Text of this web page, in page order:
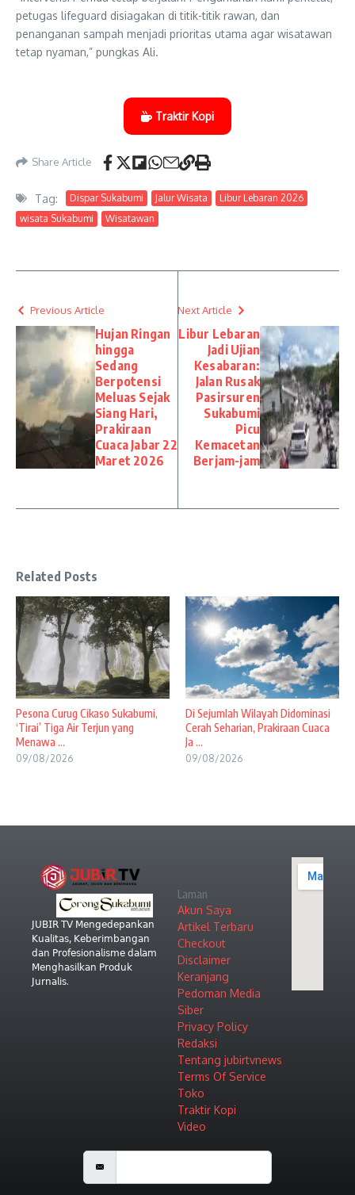
petugas lifeguard disiagakan di titik-titik rawan, dan
penanganan sampah menjadi prioritas utama agar wisatawan
tetap nyaman,” pungkas Ali.
Traktir Kopi
Share Article
Tag: Dispar Sukabumi Jalur Wisata
Libur Lebaran 2026
wisata Sukabumi
Wisatawan
Previous Article
Hujan Ringan
hingga
Sedang
Berpotensi
Meluas Sejak
Siang Hari,
Prakiraan
Cuaca Jabar 22
Maret 2026
Next Article
Libur Lebaran
Jadi Ujian
Kesabaran:
Jalan Rusak
Pasirsuren
Sukabumi
Picu
Kemacetan
Berjam-jam
Related Posts
Pesona Curug Cikaso Sukabumi,
‘Tirai’ Tiga Air Terjun yang
Menawa ...
09/08/2026
Di Sejumlah Wilayah Didominasi
Cerah Seharian, Prakiraan Cuaca
Ja ...
09/08/2026
𝖩𝖴𝖡𝖨𝖱 𝖳𝖵 𝖬𝖾𝗇𝗀𝖾𝖽𝖾𝗉𝖺𝗇𝗄𝖺𝗇
𝖪𝗎𝖺𝗅𝗂𝗍𝖺𝗌, 𝖪𝖾𝖻𝖾𝗋𝗂𝗆𝖻𝖺𝗇𝗀𝖺𝗇
𝖽𝖺𝗇 𝖯𝗋𝗈𝖿𝖾𝗌𝗂𝗈𝗇𝖺𝗅𝗂𝗌𝗆𝖾 𝖽𝖺𝗅𝖺𝗆
𝖬𝖾𝗇𝗀𝗁𝖺𝗌𝗂𝗅𝗄𝖺𝗇 𝖯𝗋𝗈𝖽𝗎𝗄
𝖩𝗎𝗋𝗇𝖺𝗅𝗂𝗌.
Laman
Akun Saya
Artikel Terbaru
Checkout
Disclaimer
Keranjang
Pedoman Media
Siber
Privacy Policy
Redaksi
Tentang jubirtvnews
Terms Of Service
Toko
Traktir Kopi
Video